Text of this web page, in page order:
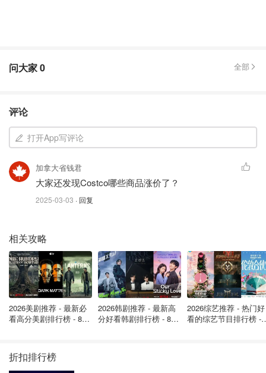
图片来自KFC官网截图，版权属原作者
所以问题来了：你还会继续冲 Costco 美食广场吗？
网友对比加拿大和美国Costco，居然
这些东西都不一样！
是不是有鸡腿吃 5029
问大家0 全部
评论
打开App写评论
加拿大省钱君
大家还发现Costco哪些商品涨价了？
2025-03-03 · 回复
相关攻略
2026美剧推荐 - 最新必
看高分美剧排行榜 - 8月
2026韩剧推荐 - 最新高
分好看韩剧排行榜 - 8月
2026综艺推荐 - 热门好
看的综艺节目排行榜 -
折扣排行榜